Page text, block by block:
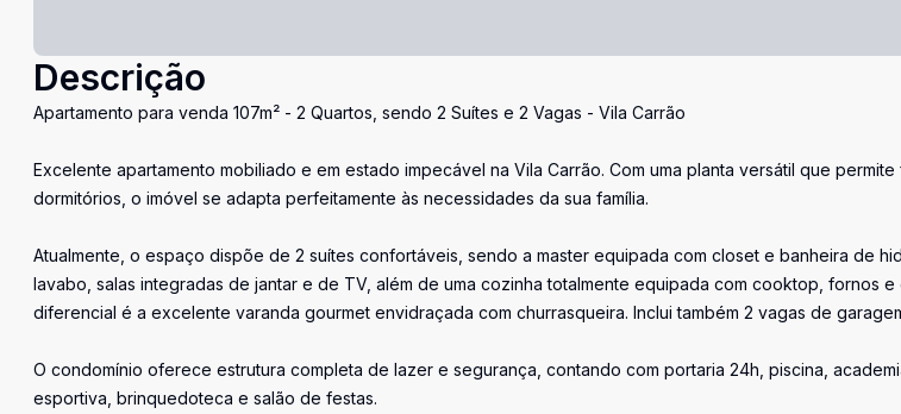
Descrição
Apartamento para venda 107m² - 2 Quartos, sendo 2 Suítes e 2 Vagas - Vila Carrão
Excelente apartamento mobiliado e em estado impecável na Vila Carrão. Com uma planta versátil que
dormitórios, o imóvel se adapta perfeitamente às necessidades da sua família.
Atualmente, o espaço dispõe de 2 suítes confortáveis, sendo a master equipada com closet e banheira de
lavabo, salas integradas de jantar e de TV, além de uma cozinha totalmente equipada com cooktop, fornos
diferencial é a excelente varanda gourmet envidraçada com churrasqueira. Inclui também 2 vagas de
O condomínio oferece estrutura completa de lazer e segurança, contando com portaria 24h, piscina,
esportiva, brinquedoteca e salão de festas.